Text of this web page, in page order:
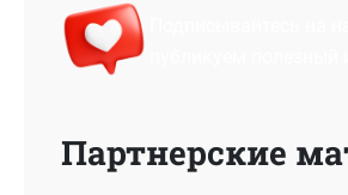
Партнерские